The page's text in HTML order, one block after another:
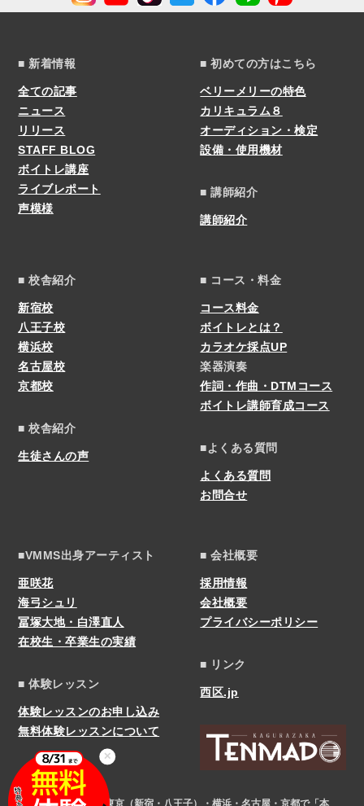
■ 新着情報
全ての記事
ニュース
リリース
STAFF BLOG
ボイトレ講座
ライブレポート
声模様
■ 初めての方はこちら
ベリーメリーの特色
カリキュラム８
オーディション・検定
設備・使用機材
■ 講師紹介
講師紹介
■ 校舎紹介
新宿校
八王子校
横浜校
名古屋校
京都校
■ 校舎紹介
生徒さんの声
■ コース・料金
コース料金
ボイトレとは？
カラオケ採点UP
楽器演奏
作詞・作曲・DTMコース
ボイトレ講師育成コース
■よくある質問
よくある質問
お問合せ
■VMMS出身アーティスト
亜咲花
海弓シュリ
冨塚大地・白澤直人
在校生・卒業生の実績
■ 体験レッスン
体験レッスンのお申し込み
無料体験レッスンについて
■ 会社概要
採用情報
会社概要
プライバシーポリシー
■ リンク
西区.jp
✕